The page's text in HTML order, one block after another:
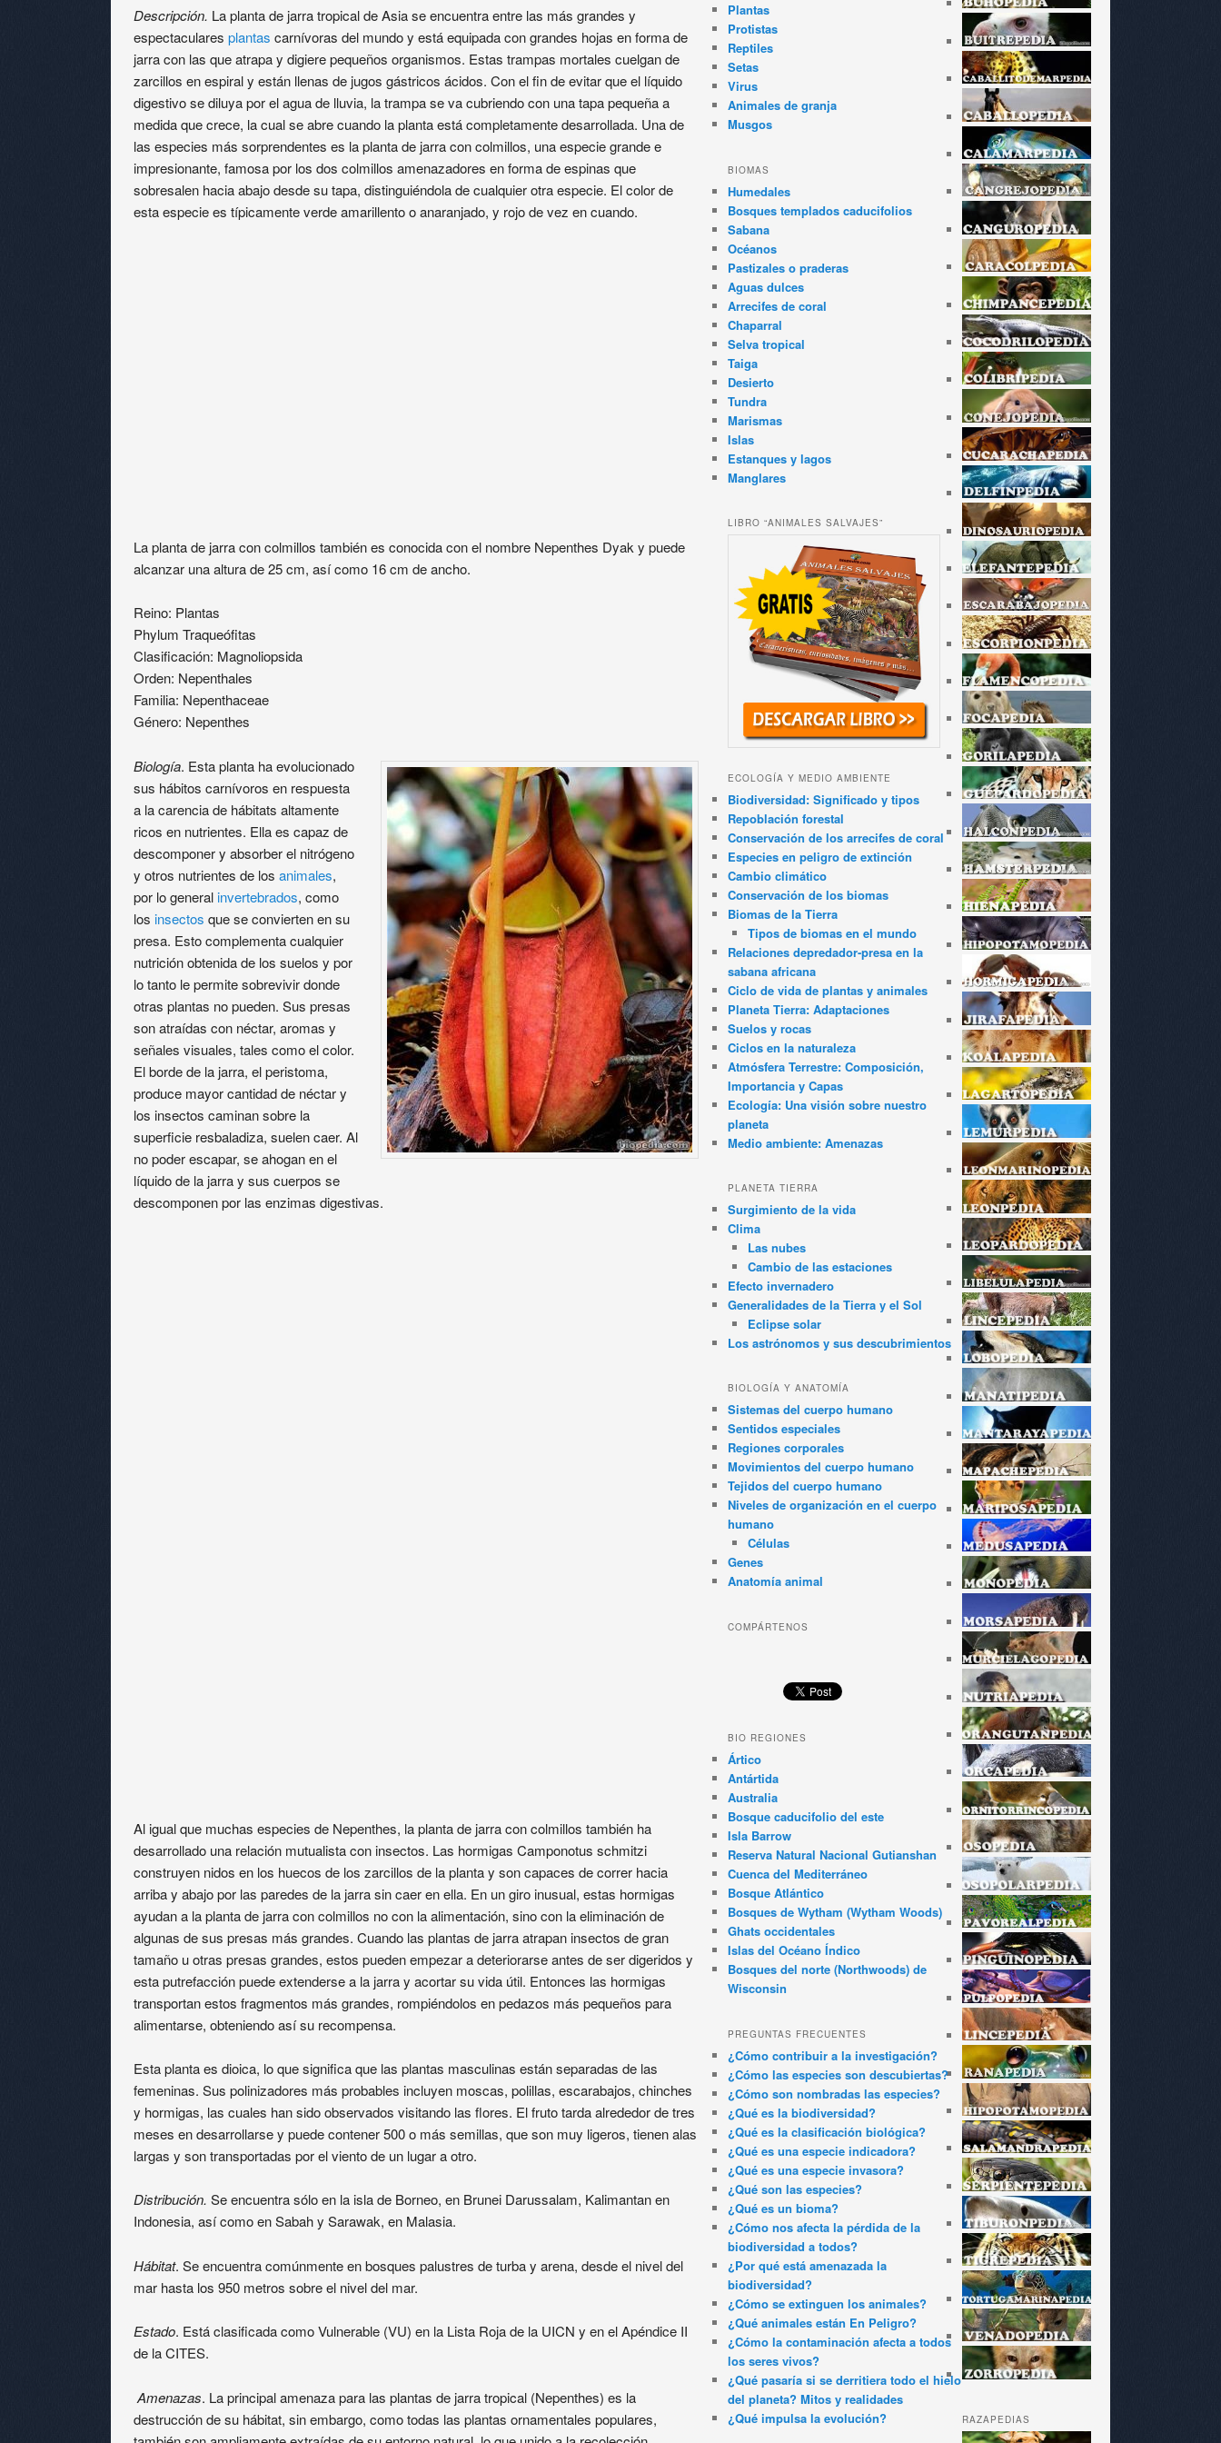
Descripción. La planta de jarra tropical de Asia se encuentra entre las más grandes y
espectaculares plantas carnívoras del mundo y está equipada con grandes hojas en forma de
jarra con las que atrapa y digiere pequeños organismos. Estas trampas mortales cuelgan de
zarcillos en espiral y están llenas de jugos gástricos ácidos. Con el fin de evitar que el líquido
digestivo se diluya por el agua de lluvia, la trampa se va cubriendo con una tapa pequeña a
medida que crece, la cual se abre cuando la planta está completamente desarrollada. Una de
las especies más sorprendentes es la planta de jarra con colmillos, una especie grande e
impresionante, famosa por los dos colmillos amenazadores en forma de espinas que
sobresalen hacia abajo desde su tapa, distinguiéndola de cualquier otra especie. El color de
esta especie es típicamente verde amarillento o anaranjado, y rojo de vez en cuando.
La planta de jarra con colmillos también es conocida con el nombre Nepenthes Dyak y puede
alcanzar una altura de 25 cm, así como 16 cm de ancho.
Reino: Plantas
Phylum Traqueófitas
Clasificación: Magnoliopsida
Orden: Nepenthales
Familia: Nepenthaceae
Género: Nepenthes
Biología. Esta planta ha evolucionado
sus hábitos carnívoros en respuesta
a la carencia de hábitats altamente
ricos en nutrientes. Ella es capaz de
descomponer y absorber el nitrógeno
y otros nutrientes de los animales,
por lo generalinvertebrados, como
los insectos que se convierten en su
presa. Esto complementa cualquier
nutrición obtenida de los suelos y por
lo tanto le permite sobrevivir donde
otras plantas no pueden. Sus presas
son atraídas con néctar, aromas y
señales visuales, tales como el color.
El borde de la jarra, el peristoma,
produce mayor cantidad de néctar y
los insectos caminan sobre la
superficie resbaladiza, suelen caer. Al
no poder escapar, se ahogan en el
líquido de la jarra y sus cuerpos se
descomponen por las enzimas digestivas.
Al igual que muchas especies de Nepenthes, la planta de jarra con colmillos también ha
desarrollado una relación mutualista con insectos. Las hormigas Camponotus schmitzi
construyen nidos en los huecos de los zarcillos de la planta y son capaces de correr hacia
arriba y abajo por las paredes de la jarra sin caer en ella. En un giro inusual, estas hormigas
ayudan a la planta de jarra con colmillos no con la alimentación, sino con la eliminación de
algunas de sus presas más grandes. Cuando las plantas de jarra atrapan insectos de gran
tamaño u otras presas grandes, estos pueden empezar a deteriorarse antes de ser digeridos y
esta putrefacción puede extenderse a la jarra y acortar su vida útil. Entonces las hormigas
transportan estos fragmentos más grandes, rompiéndolos en pedazos más pequeños para
alimentarse, obteniendo así su recompensa.
Esta planta es dioica, lo que significa que las plantas masculinas están separadas de las
femeninas. Sus polinizadores más probables incluyen moscas, polillas, escarabajos, chinches
y hormigas, las cuales han sido observados visitando las flores. El fruto tarda alrededor de tres
meses en desarrollarse y puede contener 500 o más semillas, que son muy ligeros, tienen alas
largas y son transportadas por el viento de un lugar a otro.
Distribución. Se encuentra sólo en la isla de Borneo, en Brunei Darussalam, Kalimantan en
Indonesia, así como en Sabah y Sarawak, en Malasia.
Hábitat. Se encuentra comúnmente en bosques palustres de turba y arena, desde el nivel del
mar hasta los 950 metros sobre el nivel del mar.
Estado. Está clasificada como Vulnerable (VU) en la Lista Roja de la UICN y en el Apéndice II
de la CITES.
Amenazas. La principal amenaza para las plantas de jarra tropical (Nepenthes) es la
destrucción de su hábitat, sin embargo, como todas las plantas ornamentales populares,
RAZAPEDIAS
Plantas
Protistas
Reptiles
Setas
Virus
Animales de granja
Musgos
BIOMAS
Humedales
Bosques templados caducifolios
Sabana
Océanos
Pastizales o praderas
Aguas dulces
Arrecifes de coral
Chaparral
Selva tropical
Taiga
Desierto
Tundra
Marismas
Islas
Estanques y lagos
Manglares
LIBRO “ANIMALES SALVAJES”
ECOLOGÍA Y MEDIO AMBIENTE
Biodiversidad: Significado y tipos
Repoblación forestal
Conservación de los arrecifes de coral
Especies en peligro de extinción
Cambio climático
Conservación de los biomas
Biomas de la Tierra
Tipos de biomas en el mundo
Relaciones depredador-presa en la
sabana africana
Ciclo de vida de plantas y animales
Planeta Tierra: Adaptaciones
Suelos y rocas
Ciclos en la naturaleza
Atmósfera Terrestre: Composición,
Importancia y Capas
Ecología: Una visión sobre nuestro
planeta
Medio ambiente: Amenazas
PLANETA TIERRA
Surgimiento de la vida
Clima
Las nubes
Cambio de las estaciones
Efecto invernadero
Generalidades de la Tierra y el Sol
Eclipse solar
Los astrónomos y sus descubrimientos
BIOLOGÍA Y ANATOMÍA
Sistemas del cuerpo humano
Sentidos especiales
Regiones corporales
Movimientos del cuerpo humano
Tejidos del cuerpo humano
Niveles de organización en el cuerpo
humano
Células
Genes
Anatomía animal
COMPÁRTENOS
BIO REGIONES
Ártico
Antártida
Australia
Bosque caducifolio del este
Isla Barrow
Reserva Natural Nacional Gutianshan
Cuenca del Mediterráneo
Bosque Atlántico
Bosques de Wytham (Wytham Woods)
Ghats occidentales
Islas del Océano Índico
Bosques del norte (Northwoods) de
Wisconsin
PREGUNTAS FRECUENTES
¿Cómo contribuir a la investigación?
¿Cómo las especies son descubiertas?
¿Cómo son nombradas las especies?
¿Qué es la biodiversidad?
¿Qué es la clasificación biológica?
¿Qué es una especie indicadora?
¿Qué es una especie invasora?
¿Qué son las especies?
¿Qué es un bioma?
¿Cómo nos afecta la pérdida de la
biodiversidad a todos?
¿Por qué está amenazada la
biodiversidad?
¿Cómo se extinguen los animales?
¿Qué animales están En Peligro?
¿Cómo la contaminación afecta a todos
los seres vivos?
¿Qué pasaría si se derritiera todo el hielo
del planeta? Mitos y realidades
¿Qué impulsa la evolución?